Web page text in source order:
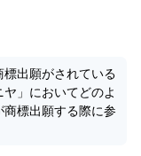
標出願がされている
」においてどのよ
標出願する際に参